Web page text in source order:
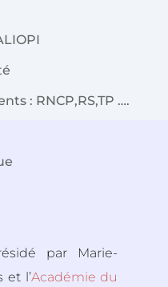
: RNCP,RS,TP ….
par Marie-
et l’Académie du